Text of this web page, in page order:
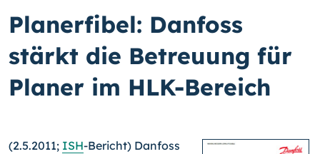
Planerfibel: Danfoss
stärkt die Betreuung für
Planer im HLK-Bereich
(2.5.2011; ISH-Bericht) Danfoss